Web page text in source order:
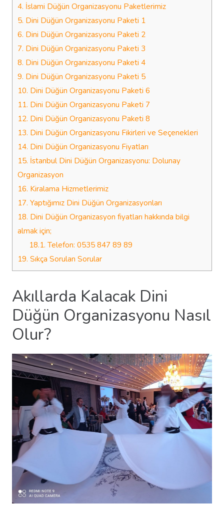
4. İslami Düğün Organizasyonu Paketlerimiz
5. Dini Düğün Organizasyonu Paketi 1
6. Dini Düğün Organizasyonu Paketi 2
7. Dini Düğün Organizasyonu Paketi 3
8. Dini Düğün Organizasyonu Paketi 4
9. Dini Düğün Organizasyonu Paketi 5
10. Dini Düğün Organizasyonu Paketi 6
11. Dini Düğün Organizasyonu Paketi 7
12. Dini Düğün Organizasyonu Paketi 8
13. Dini Düğün Organizasyonu Fikirleri ve Seçenekleri
14. Dini Düğün Organizasyonu Fiyatları
15. İstanbul Dini Düğün Organizasyonu: Dolunay
Organizasyon
16. Kiralama Hizmetlerimiz
17. Yaptığımız Dini Düğün Organizasyonları
18. Dini Düğün Organizasyon fiyatları hakkında bilgi
almak için;
18.1. Telefon: 0535 847 89 89
19. Sıkça Sorulan Sorular
Akıllarda Kalacak Dini
Düğün Organizasyonu Nasıl
Olur?